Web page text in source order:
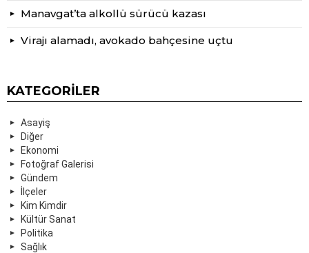
Manavgat’ta alkollü sürücü kazası
Virajı alamadı, avokado bahçesine uçtu
KATEGORILER
Asayiş
Diğer
Ekonomi
Fotoğraf Galerisi
Gündem
İlçeler
Kim Kimdir
Kültür Sanat
Politika
Sağlık